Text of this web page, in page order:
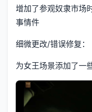
增加了参观奴隶市场
事情件
细微更改/错误修复：
为女王场景添加了一